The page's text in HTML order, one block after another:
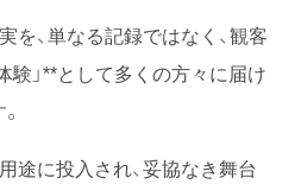
を、単なる記録ではなく、観客
験」**として多くの方々に届け
途に投入され、妥協なき舞台